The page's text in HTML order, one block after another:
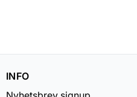
INFO